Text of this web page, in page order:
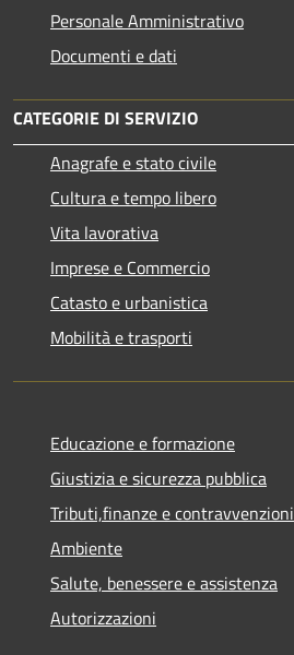
Personale Amministrativo
Documenti e dati
CATEGORIE DI SERVIZIO
Anagrafe e stato civile
Cultura e tempo libero
Vita lavorativa
Imprese e Commercio
Catasto e urbanistica
Mobilità e trasporti
Educazione e formazione
Giustizia e sicurezza pubblica
Tributi,finanze e contravvenzioni
Ambiente
Salute, benessere e assistenza
Autorizzazioni